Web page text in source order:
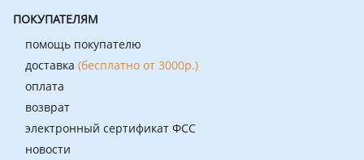
ПОКУПАТЕЛЯМ
помощь покупателю
доставка (бесплатно от 3000р.)
оплата
возврат
электронный сертификат ФСС
новости